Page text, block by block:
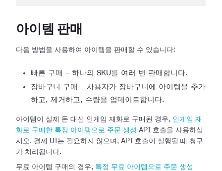
아이템 판매
다음 방법을 사용하여 아이템을 판매할 수 있습니다:
빠른 구매 - 하나의 SKU를 여러 번 판매합니다.
장바구니 구매 - 사용자가 장바구니에 아이템을 추가
하고, 제거하고, 수량을 업데이트합니다.
아이템이 실제 돈 대신 인게임 재화로 구매된 경우, 인게임 재
화로 구매한 특정 아이템으로 주문 생성 API 호출을 사용하십
시오. 결제 UI는 필요하지 않으며, API 호출이 실행될 때 청구
가 처리됩니다.
무료 아이템 구매의 경우, 특정 무료 아이템으로 주문 생성